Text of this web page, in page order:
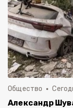
Общество
Александр